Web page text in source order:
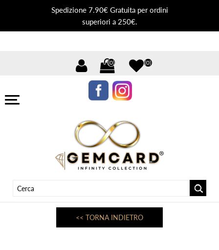
Spedizione 7.90€ Gratuita per ordini
superiori a 250€.
(0) (0)
<< TORNA INDIETRO